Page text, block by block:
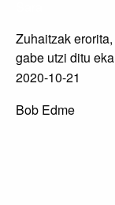
Zuhaitzak
gabe utzi ditu
2020-10-21
Bob Edme